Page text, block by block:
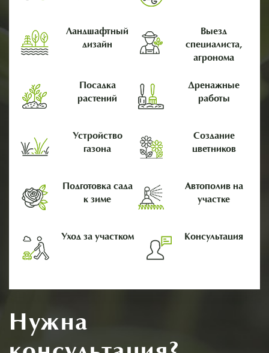
Ландшафтный
дизайн
Выезд
специалиста,
агронома
Посадка
растений
Дренажные
работы
Устройство
газона
Создание
цветников
Подготовка сада
к зиме
Автополив на
участке
Уход за участком Консультация
Нужна